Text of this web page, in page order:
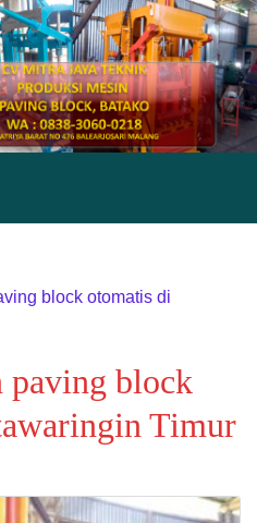
block otomatis di
paving block
Timur